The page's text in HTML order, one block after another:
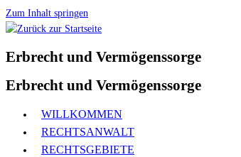
Zum Inhalt springen
Erbrecht und Vermögenssorge
Erbrecht und Vermögenssorge
WILLKOMMEN
RECHTSANWALT
RECHTSGEBIETE